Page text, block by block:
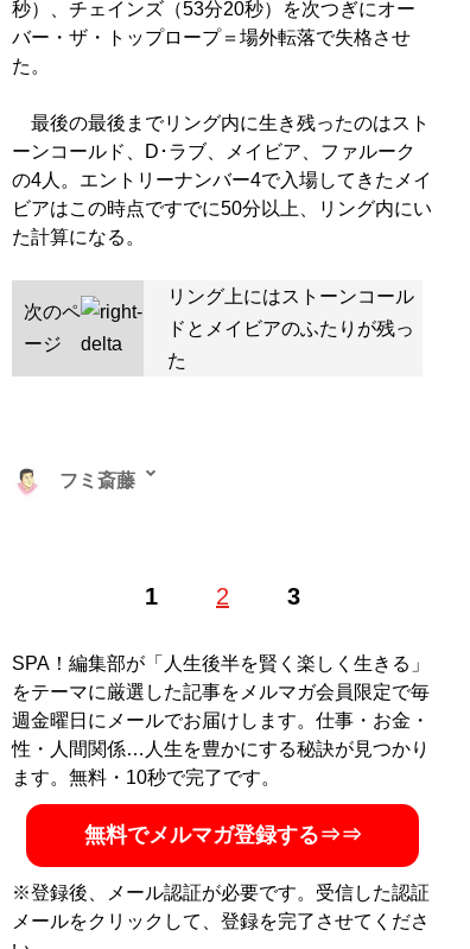
秒）、チェインズ（53分20秒）を次つぎにオー
バー・ザ・トップロープ＝場外転落で失格させ
た。
最後の最後までリング内に生き残ったのはスト
ーンコールド、D･ラブ、メイビア、ファルーク
の4人。エントリーナンバー4で入場してきたメイ
ビアはこの時点ですでに50分以上、リング内にい
た計算になる。
次のペ
ージ
リング上にはストーンコール
ドとメイビアのふたりが残っ
た
1 2 3
フミ斎藤
SPA！編集部が「人生後半を賢く楽しく生きる」
をテーマに厳選した記事をメルマガ会員限定で毎
週金曜日にメールでお届けします。仕事・お金・
性・人間関係…人生を豊かにする秘訣が見つかり
ます。無料・10秒で完了です。
無料でメルマガ登録する⇒⇒
※登録後、メール認証が必要です。受信した認証
メールをクリックして、登録を完了させてくださ